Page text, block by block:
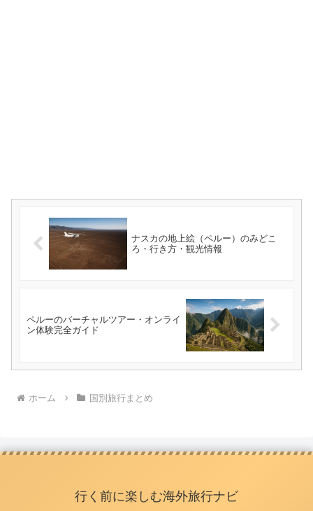
ナスカの地上絵（ペルー）のみどこ
ろ・行き方・観光情報
ペルーのバーチャルツアー・オンライ
ン体験完全ガイド
ホーム 国別旅行まとめ
行く前に楽しむ海外旅行ナビ